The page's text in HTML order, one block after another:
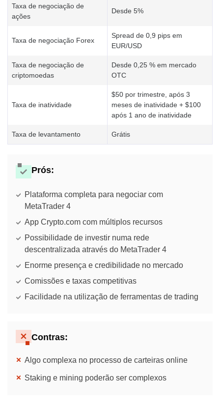
Taxa de negociação de
ações
Desde 5%
Taxa de negociação Forex
Spread de 0,9 pips em
EUR/USD
Taxa de negociação de
criptomoedas
Desde 0,25 % em mercado
OTC
Taxa de inatividade
$50 por trimestre, após 3
meses de inatividade + $100
após 1 ano de inatividade
Taxa de levantamento Grátis
Prós:
Plataforma completa para negociar com
MetaTrader 4
App Crypto.com com múltiplos recursos
Possibilidade de investir numa rede
descentralizada através do MetaTrader 4
Enorme presença e credibilidade no mercado
Comissões e taxas competitivas
Facilidade na utilização de ferramentas de trading
Contras:
Algo complexa no processo de carteiras online
Staking e mining poderão ser complexos